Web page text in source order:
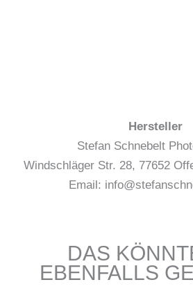
Hersteller
Stefan Schnebelt
Windschläger Str. 28, 77652
Email:
DAS
EBENFALLS